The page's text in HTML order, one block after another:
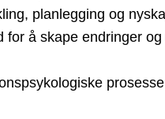
planlegging og
å skape endringer